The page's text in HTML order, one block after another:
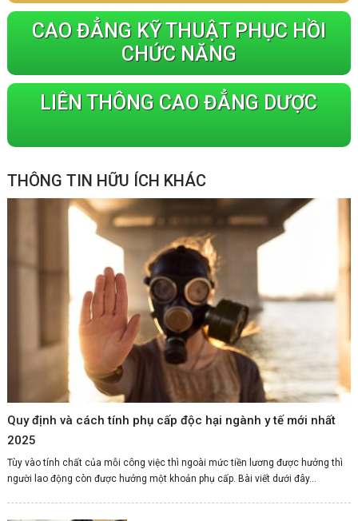
CAO ĐẲNG KỸ THUẬT PHỤC HỒI
CHỨC NĂNG
LIÊN THÔNG CAO ĐẲNG DƯỢC
THÔNG TIN HỮU ÍCH KHÁC
Quy định và cách tính phụ cấp độc hại ngành y tế mới nhất
2025
Tùy vào tính chất của mỗi công việc thì ngoài mức tiền lương được hưởng thì
người lao động còn được hưởng một khoản phụ cấp. Bài viết dưới đây...